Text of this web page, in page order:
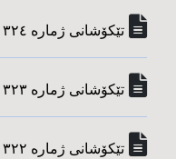
تێکۆشانی ژماره‌ ٣٢٤
تێکۆشانی ژماره‌ ٣٢٣
تێکۆشانی ژماره‌ ٣٢٢